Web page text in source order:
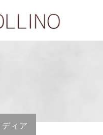
ディア